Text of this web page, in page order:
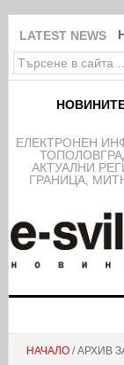
LATEST NEWS
EЛЕКТРОНЕН
АКТУАЛНИ
ГРАНИЦА,
НАЧАЛО/ АРХИВ